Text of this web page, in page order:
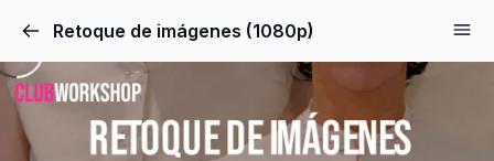
Retoque de imágenes (1080p)